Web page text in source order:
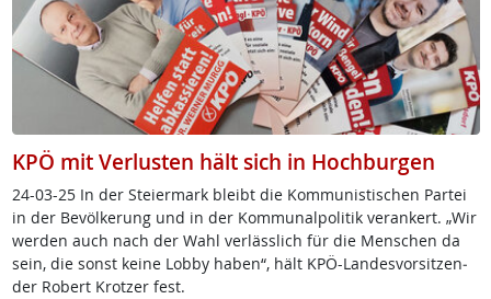
KPÖ mit Verlusten hält sich in Hochburgen
24-03-25 In der Stei­er­mark bleibt die Kom­mu­nis­ti­schen Par­tei
in der Be­völ­ke­rung und in der Kom­mu­nal­po­li­tik ver­an­kert. „Wir
wer­den auch nach der Wahl ver­läss­lich für die Men­schen da
sein, die sonst kei­ne Lob­by ha­ben“, hält KPÖ-Lan­des­vor­sit­zen­
der Robert Krot­zer fest.